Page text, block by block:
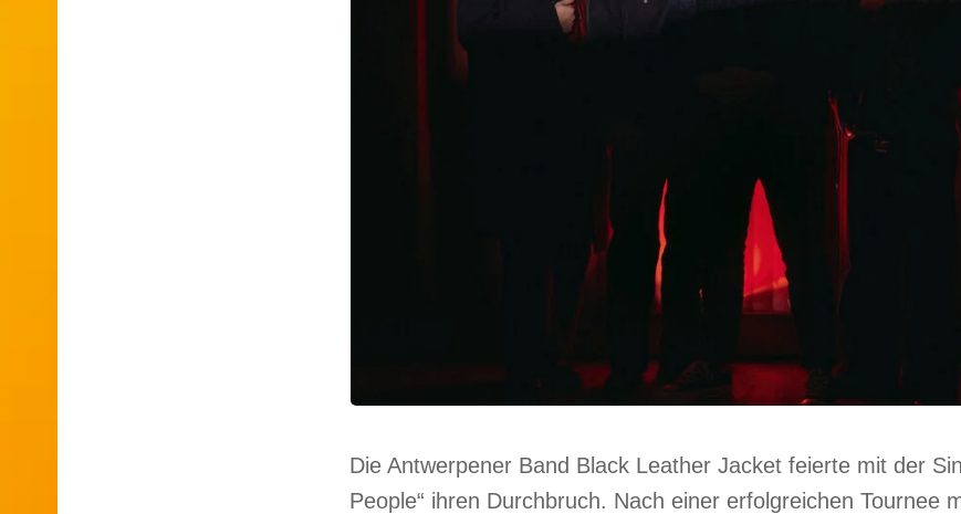
Die Antwerpener Band Black Leather Jacket feierte mit der
People“ ihren Durchbruch. Nach einer erfolgreichen Tournee